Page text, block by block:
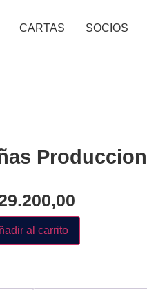
CARTAS SOCIOS
al carrito